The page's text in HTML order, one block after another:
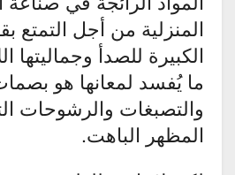
المنزلية من أجل التمتع
الكبيرة للصدأ وجماليتها
ما يُفسد لمعانها هو
والتصبغات والرشوحات
المظهر الباهت.